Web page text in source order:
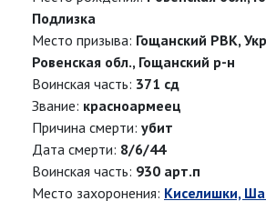
Подлизка
Место призыва: Гощанский РВК,
Ровенская обл., Гощанский р-н
Воинская часть: 371 сд
Звание: красноармеец
Причина смерти: убит
Дата смерти: 8/6/44
Воинская часть: 930 арт.п
Место захоронения: Киселишки,